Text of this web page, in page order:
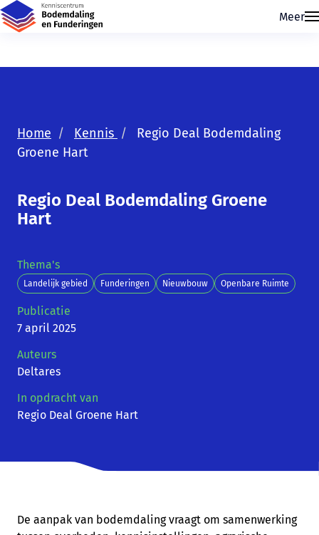
Meer
Home Kennis
Regio Deal Bodemdaling
Groene Hart
Regio Deal Bodemdaling Groene
Hart
Thema's
Landelijk gebied Funderingen Nieuwbouw Openbare Ruimte
Publicatie
7 april 2025
Auteurs
Deltares
In opdracht van
Regio Deal Groene Hart
De aanpak van bodemdaling vraagt om samenwerking